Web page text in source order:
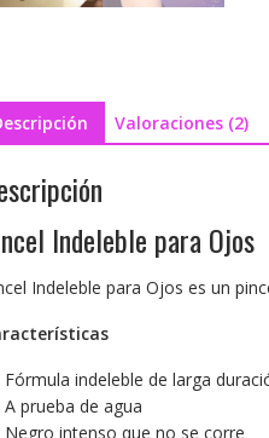
Valoraciones (2)
Indeleble para Ojos
Indeleble para Ojos es un
Fórmula indeleble de larga
A prueba de agua
Negro intenso que no se corre